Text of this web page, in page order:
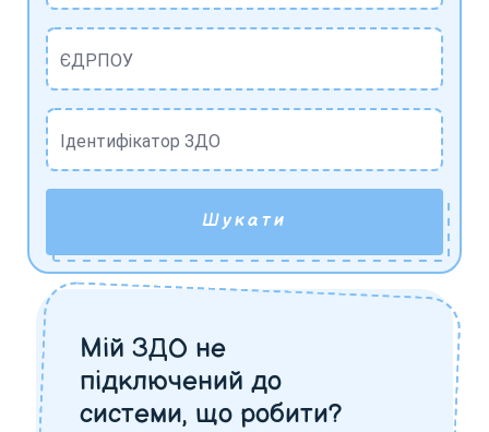
ЄДРПОУ
Ідентифікатор ЗДО
Шукати
Мій ЗДО не
підключений до
системи, що робити?